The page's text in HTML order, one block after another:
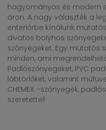
hagyományos és modern
áron. A nagy választék a
enteriőrbe kínálunk
divatos bolyhos
szőnyegeket. Egy mutatós
minden, ami
Padlószőnyegeket, PVC
lábtörlőket, valamint
CHEMEX –szőnyegek,
szeretettel!